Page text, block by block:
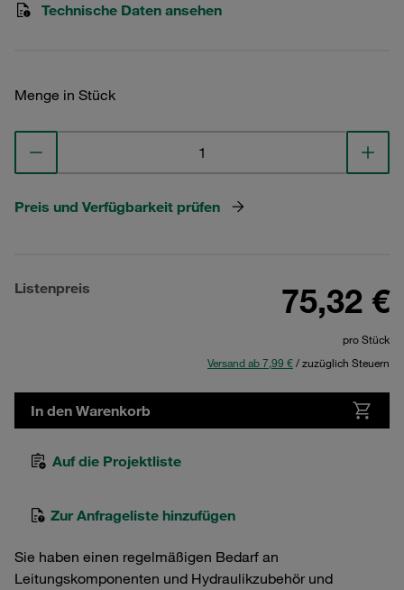
Technische Daten ansehen
Menge in Stück
Preis und Verfügbarkeit prüfen
Listenpreis 75,32 €
pro Stück
Versand ab 7,99 €/ zuzüglich Steuern
In den Warenkorb
Auf die Projektliste
Zur Anfrageliste hinzufügen
Sie haben einen regelmäßigen Bedarf an
Leitungskomponenten und Hydraulikzubehör und